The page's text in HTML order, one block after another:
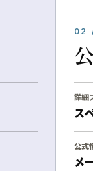
02
詳細
ス
公式
メ